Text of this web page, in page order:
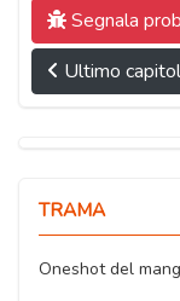
Segnala
Ultimo
TRAMA
Oneshot del